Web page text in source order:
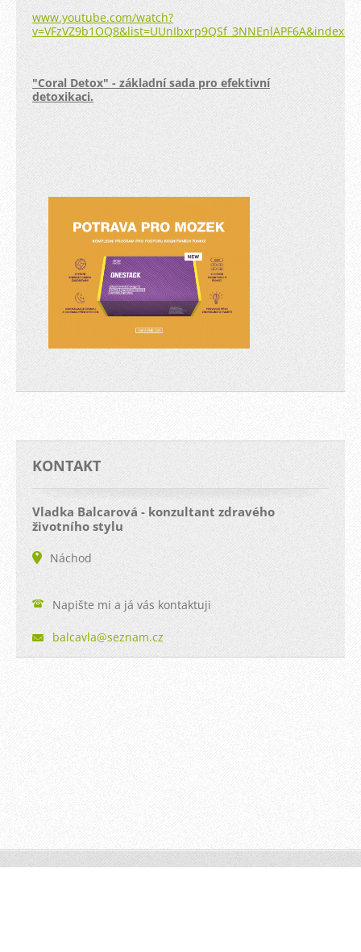
www.youtube.com/watch?
"Coral Detox" - základní sada pro efektivní
detoxikaci.
KONTAKT
Vladka Balcarová - konzultant zdravého
životního stylu
Náchod
Napište mi a já vás kontaktuji
balcavla@seznam.cz